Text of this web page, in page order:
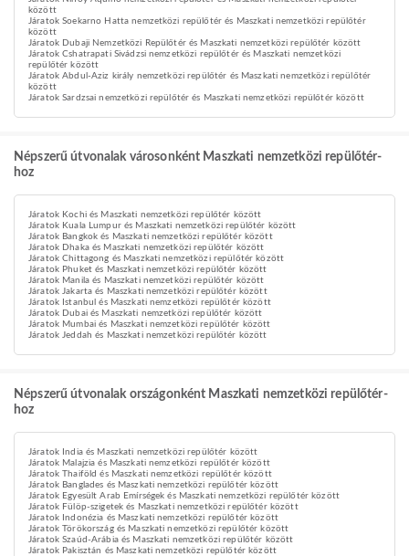
között
Járatok Soekarno Hatta nemzetközi repülőtér és Maszkati nemzetközi repülőtér
között
Járatok Dubaji Nemzetközi Repülőtér és Maszkati nemzetközi repülőtér között
Járatok Cshatrapati Sivádzsi nemzetközi repülőtér és Maszkati nemzetközi
repülőtér között
Járatok Abdul-Aziz király nemzetközi repülőtér és Maszkati nemzetközi repülőtér
között
Járatok Sardzsai nemzetközi repülőtér és Maszkati nemzetközi repülőtér között
Népszerű útvonalak városonként Maszkati nemzetközi repülőtér-
hoz
Járatok Kochi és Maszkati nemzetközi repülőtér között
Járatok Kuala Lumpur és Maszkati nemzetközi repülőtér között
Járatok Bangkok és Maszkati nemzetközi repülőtér között
Járatok Dhaka és Maszkati nemzetközi repülőtér között
Járatok Chittagong és Maszkati nemzetközi repülőtér között
Járatok Phuket és Maszkati nemzetközi repülőtér között
Járatok Manila és Maszkati nemzetközi repülőtér között
Járatok Jakarta és Maszkati nemzetközi repülőtér között
Járatok Istanbul és Maszkati nemzetközi repülőtér között
Járatok Dubai és Maszkati nemzetközi repülőtér között
Járatok Mumbai és Maszkati nemzetközi repülőtér között
Járatok Jeddah és Maszkati nemzetközi repülőtér között
Népszerű útvonalak országonként Maszkati nemzetközi repülőtér-
hoz
Járatok India és Maszkati nemzetközi repülőtér között
Járatok Malajzia és Maszkati nemzetközi repülőtér között
Járatok Thaiföld és Maszkati nemzetközi repülőtér között
Járatok Banglades és Maszkati nemzetközi repülőtér között
Járatok Egyesült Arab Emírségek és Maszkati nemzetközi repülőtér között
Járatok Fülöp-szigetek és Maszkati nemzetközi repülőtér között
Járatok Indonézia és Maszkati nemzetközi repülőtér között
Járatok Törökország és Maszkati nemzetközi repülőtér között
Járatok Szaúd-Arábia és Maszkati nemzetközi repülőtér között
Járatok Pakisztán és Maszkati nemzetközi repülőtér között